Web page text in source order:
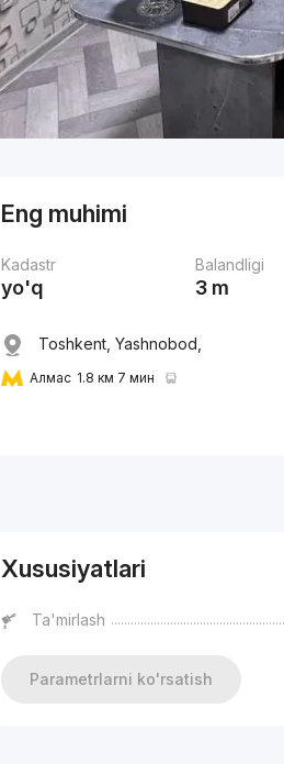
Eng muhimi
Kadastr
yo'q
Balandligi
3 m
Toshkent, Yashnobod,
Алмас 1.8 км 7 мин
Xususiyatlari
Ta'mirlash
Parametrlarni ko'rsatish